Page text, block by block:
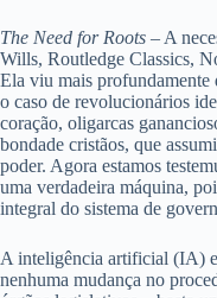
The Need for Roots – A
Wills, Routledge Classics,
Ela viu mais profundamente
o caso de revolucionários
coração, oligarcas
bondade cristãos, que
poder. Agora estamos
uma verdadeira máquina,
integral do sistema de
A inteligência artificial (IA)
nenhuma mudança no